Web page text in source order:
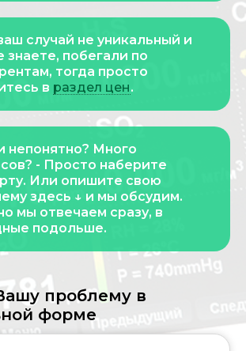
случай не уникальный и
знаете, побегали по
тогда просто
в раздел цен.
непонятно? Много
- Просто наберите
Или опишите свою
здесь ↓ и мы обсудим.
мы отвечаем сразу, в
подольше.
проблему в
форме